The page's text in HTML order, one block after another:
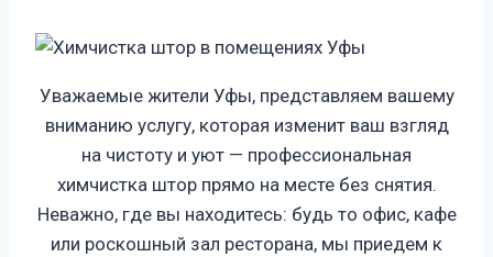
Уважаемые жители Уфы, представляем вашему
вниманию услугу, которая изменит ваш взгляд
на чистоту и уют — профессиональная
химчистка штор прямо на месте без снятия.
Неважно, где вы находитесь: будь то офис, кафе
или роскошный зал ресторана, мы приедем к